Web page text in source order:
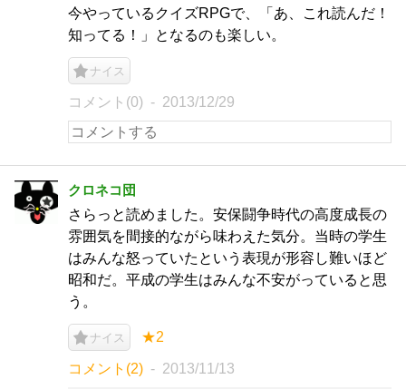
今やっているクイズRPGで、「あ、これ読んだ！
知ってる！」となるのも楽しい。
ナイス
コメント(0) 2013/12/29
クロネコ団
さらっと読めました。安保闘争時代の高度成長の
雰囲気を間接的ながら味わえた気分。当時の学生
はみんな怒っていたという表現が形容し難いほど
昭和だ。平成の学生はみんな不安がっていると思
う。
ナイス ★2
コメント(2) 2013/11/13